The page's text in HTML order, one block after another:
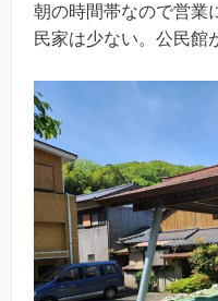
朝の時間帯なので営業
民家は少ない。公民館